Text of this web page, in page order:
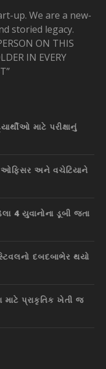
up. We are a new-
storied legacy.
ON THIS
IN EVERY
માટે પરીક્ષાનું
ઓફિસર અને વચેટિયાને
4 યુવાનોના ડૂબી જતા
દબદબાભેર થયો
માટે પ્રાકૃતિક ખેતી જ